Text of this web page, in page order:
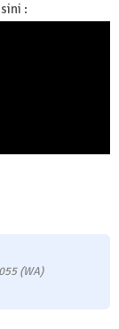
:
(WA)